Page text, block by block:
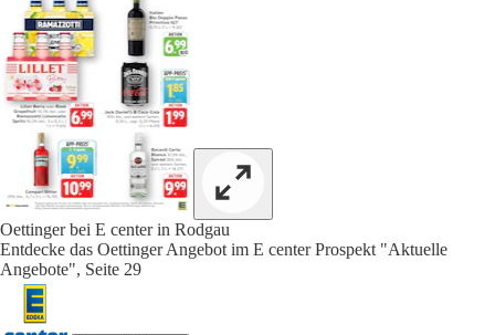
Oettinger bei E center in Rodgau
Entdecke das Oettinger Angebot im E center Prospekt "Aktuelle
Angebote", Seite 29